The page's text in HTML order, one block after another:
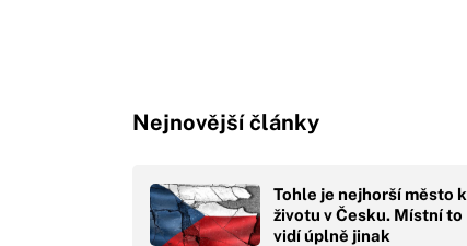
Nejnovější články
Tohle je nejhorší město k
životu v Česku. Místní to
vidí úplně jinak